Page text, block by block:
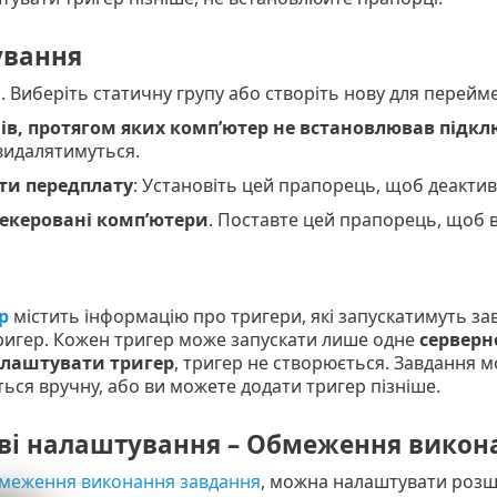
. Виберіть статичну групу або створіть нову для
протягом яких комп’ютер не встановлював
передплату: Установіть цей прапорець, щоб
комп’ютери. Поставте цей прапорець, щоб
містить інформацію про тригери, які запускатимуть
Кожен тригер може запускати лише одне
тригер, тригер не створюється. Завдання
вручну, або ви можете додати тригер пізніше.
налаштування – Обмеження
виконання завдання, можна налаштувати